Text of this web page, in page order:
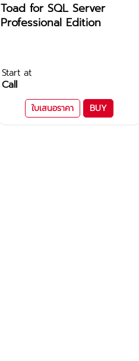
Toad for SQL Server
Professional Edition
Start at
Call
ใบเสนอราคา BUY